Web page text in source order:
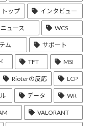
トップ インタビュー
ニュース WCS
ム サポート
TFT MSI
Rioterの反応 LCP
データ WR
VALORANT